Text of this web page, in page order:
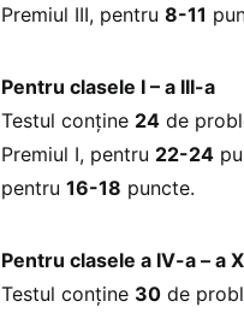
Premiul III, pentru 8-11
Pentru clasele I – a III-a
Testul conține 24 de
Premiul I, pentru 22-24
pentru 16-18 puncte.
Pentru clasele a IV-a – a
Testul conține 30 de